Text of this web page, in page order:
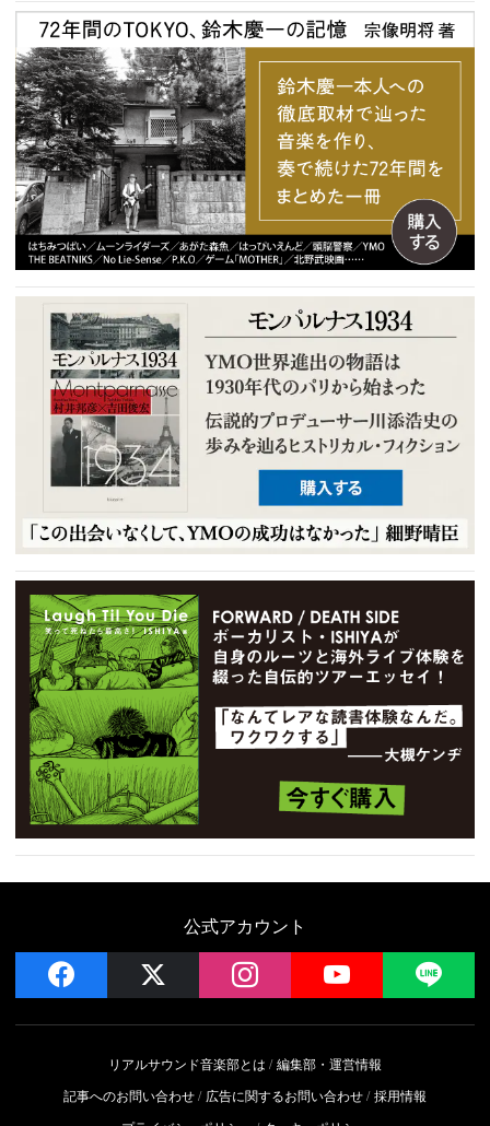
公式アカウント
facebook instagram YouTube
リアルサウンド音楽部とは
編集部・運営情報
記事へのお問い合わせ
広告に関するお問い合わせ 採用情報